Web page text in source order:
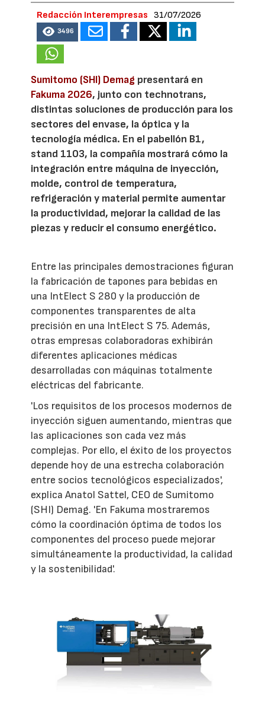
Redacción Interempresas 31/07/2026
3496
Sumitomo (SHI) Demag presentará en
Fakuma 2026, junto con technotrans,
distintas soluciones de producción para los
sectores del envase, la óptica y la
tecnología médica. En el pabellón B1,
stand 1103, la compañía mostrará cómo la
integración entre máquina de inyección,
molde, control de temperatura,
refrigeración y material permite aumentar
la productividad, mejorar la calidad de las
piezas y reducir el consumo energético.
Entre las principales demostraciones figuran
la fabricación de tapones para bebidas en
una IntElect S 280 y la producción de
componentes transparentes de alta
precisión en una IntElect S 75. Además,
otras empresas colaboradoras exhibirán
diferentes aplicaciones médicas
desarrolladas con máquinas totalmente
eléctricas del fabricante.
'Los requisitos de los procesos modernos de
inyección siguen aumentando, mientras que
las aplicaciones son cada vez más
complejas. Por ello, el éxito de los proyectos
depende hoy de una estrecha colaboración
entre socios tecnológicos especializados',
explica Anatol Sattel, CEO de Sumitomo
(SHI) Demag. 'En Fakuma mostraremos
cómo la coordinación óptima de todos los
componentes del proceso puede mejorar
simultáneamente la productividad, la calidad
y la sostenibilidad'.